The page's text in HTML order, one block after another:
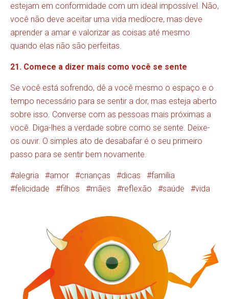
estejam em conformidade com um ideal impossível. Não,
você não deve aceitar uma vida medíocre, mas deve
aprender a amar e valorizar as coisas até mesmo
quando elas não são perfeitas.
21. Comece a dizer mais como você se sente
Se você está sofrendo, dê a você mesmo o espaço e o
tempo necessário para se sentir a dor, mas esteja aberto
sobre isso. Converse com as pessoas mais próximas a
você. Diga-lhes a verdade sobre como se sente. Deixe-
os ouvir. O simples ato de desabafar é o seu primeiro
passo para se sentir bem novamente.
alegria amor crianças dicas
família
felicidade
filhos mães reflexão saúde vida